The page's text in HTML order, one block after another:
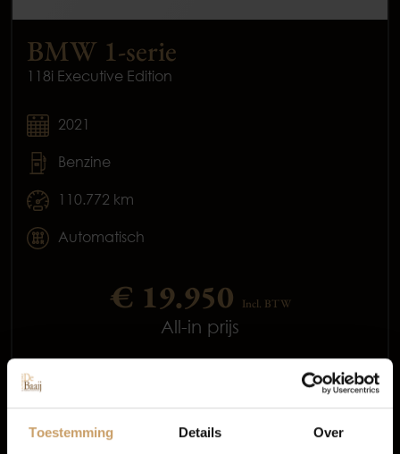
Toestemming Details Over
BMW 1-serie
118i Executive Edition
2021
Benzine
110.772 km
Automatisch
€ 19.950 Incl. BTW
All-in prijs
Proefrit aanvragen
Occasions
Autolease